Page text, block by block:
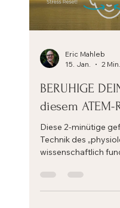
Eric Mahleb
15. Jan.
2
BERUHIGE
diesem ATEM-
Diese 2-minütige
Technik des
wissenschaftlich
beruhigen.